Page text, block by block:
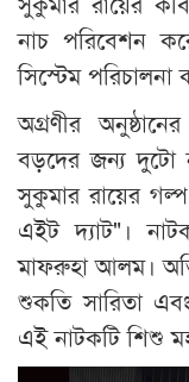
নাচ পরিবেশন
সিস্টেম
অগ্রণীর
বড়দের জন্য দুটো
সুকুমার রায়ের
এইট দ্যাট"।
মাফরুহা আলম।
শুকতি সারিতা
এই নাটকটি শিশু